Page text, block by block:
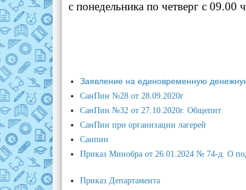
с понедельника по четверг с 09.00
Заявление на единовременную
СанПин №28 от 28.09.2020г
СанПин №32 от 27.10.2020г. Общепит
СанПин при организации лагерей
Санпин
Приказ Минобра от 26.01.2024 № 74-д. О
Приказ Департамента